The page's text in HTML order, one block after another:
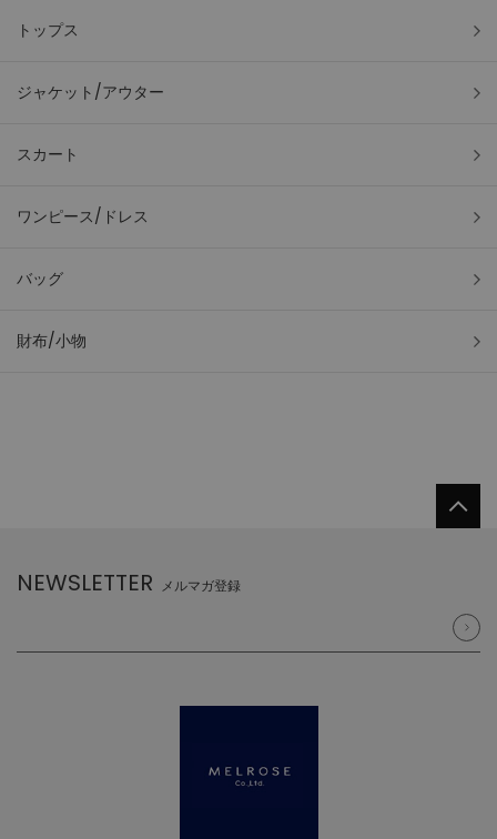
トップス
ジャケット/アウター
スカート
ワンピース/ドレス
バッグ
財布/小物
NEWSLETTER メルマガ登録